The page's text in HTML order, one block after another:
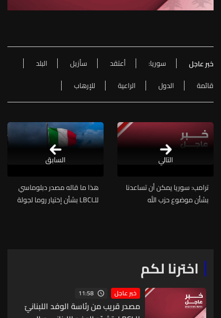
خبر عاجل سوريا: أعتقد سأزيل
البلد
قائمة
الدول الراعية للإرهاب
التالي
ترامب: سوريا يمكن أن تساعدنا
بشأن موضوع حزب الله
هذا ما قاله مصدر دبلوماسي
للـLBCI بشأن إختيار روما لجولة
السابق
اخترنا لكم
خبر عاجل 11:58
مصدر قريب من رئاسة الوفد اللبنانيّ